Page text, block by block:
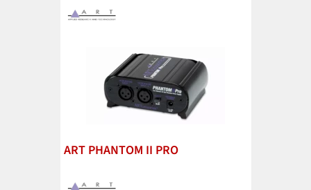
ART PHANTOM II PRO